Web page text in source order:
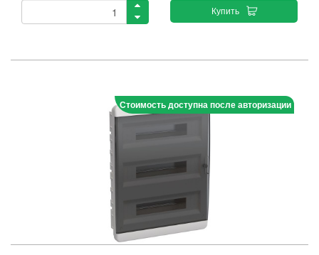
Купить
Стоимость доступна после авторизации